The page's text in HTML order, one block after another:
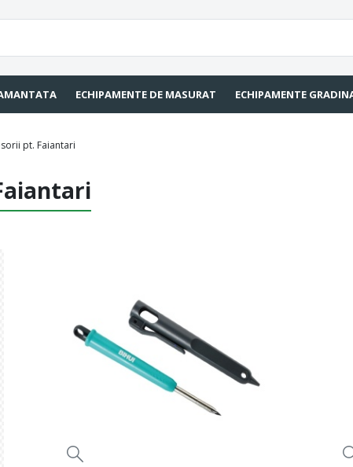
ECHIPAMENTE DE MASURAT ECHIPAMENTE
pt. Faiantari